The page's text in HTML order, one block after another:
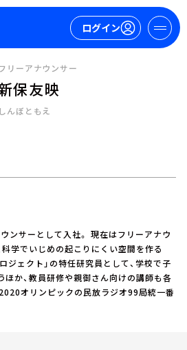
ログイン
リーアナウンサー
保友映
しんぼともえ
ンサーとして入社。 現在はフリーアナウ
学でいじめの起こりにくい空間を作る
ジェクト」の特任研究員として、学校で子
ほか、教員研修や親御さん向けの講師も各
オリンピックの民放ラジオ99局統一番